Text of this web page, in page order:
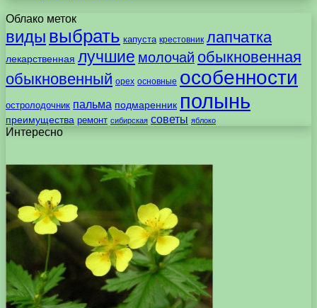
Облако меток
виды выбрать капуста крестовник лапчатка
лекарственная лучшие молочай обыкновенная
обыкновенный орех основные особенности
остролодочник пальма подмаренник полынь
преимущества ремонт сибирская советы яблоко
Интересно